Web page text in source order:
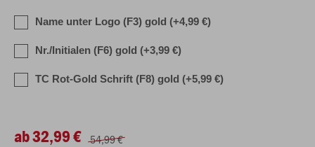
Name unter Logo (F3) gold (+4,99 €)
Nr./Initialen (F6) gold (+3,99 €)
TC Rot-Gold Schrift (F8) gold (+5,99 €)
ab 32,99 € 54,99 €